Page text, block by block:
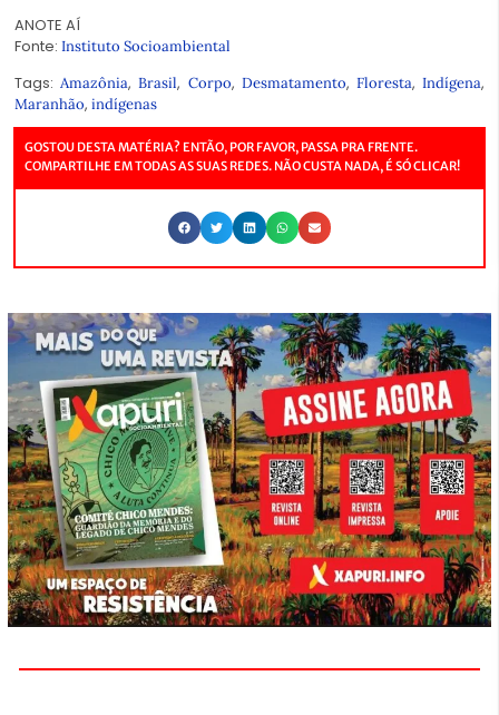
ANOTE AÍ
Fonte: Instituto Socioambiental
Tags:Amazônia,Brasil, Corpo, Desmatamento, Floresta,Indígena,
Maranhão, indígenas
GOSTOU DESTA MATÉRIA? ENTÃO, POR FAVOR, PASSA PRA FRENTE.
COMPARTILHE EM TODAS AS SUAS REDES. NÃO CUSTA NADA, É SÓ CLICAR!